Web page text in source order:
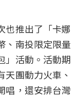
也推出了「卡娜
、南投限定限量
」活動。活動期
天團動力火車、
唱，還安排台灣